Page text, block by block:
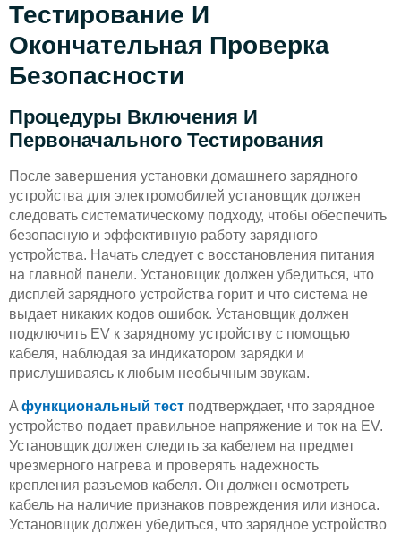
Тестирование И
Окончательная Проверка
Безопасности
Процедуры Включения И
Первоначального Тестирования
После завершения установки домашнего зарядного
устройства для электромобилей установщик должен
следовать систематическому подходу, чтобы обеспечить
безопасную и эффективную работу зарядного
устройства. Начать следует с восстановления питания
на главной панели. Установщик должен убедиться, что
дисплей зарядного устройства горит и что система не
выдает никаких кодов ошибок. Установщик должен
подключить EV к зарядному устройству с помощью
кабеля, наблюдая за индикатором зарядки и
прислушиваясь к любым необычным звукам.
A функциональный тест подтверждает, что зарядное
устройство подает правильное напряжение и ток на EV.
Установщик должен следить за кабелем на предмет
чрезмерного нагрева и проверять надежность
крепления разъемов кабеля. Он должен осмотреть
кабель на наличие признаков повреждения или износа.
Установщик должен убедиться, что зарядное устройство